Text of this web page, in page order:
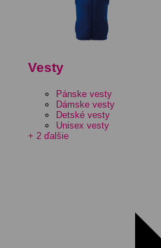
Vesty
Pánske vesty
Dámske vesty
Detské vesty
Unisex vesty
+ 2 ďalšie